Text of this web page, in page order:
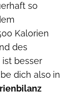
so
Kalorien
des
besser
dich also in